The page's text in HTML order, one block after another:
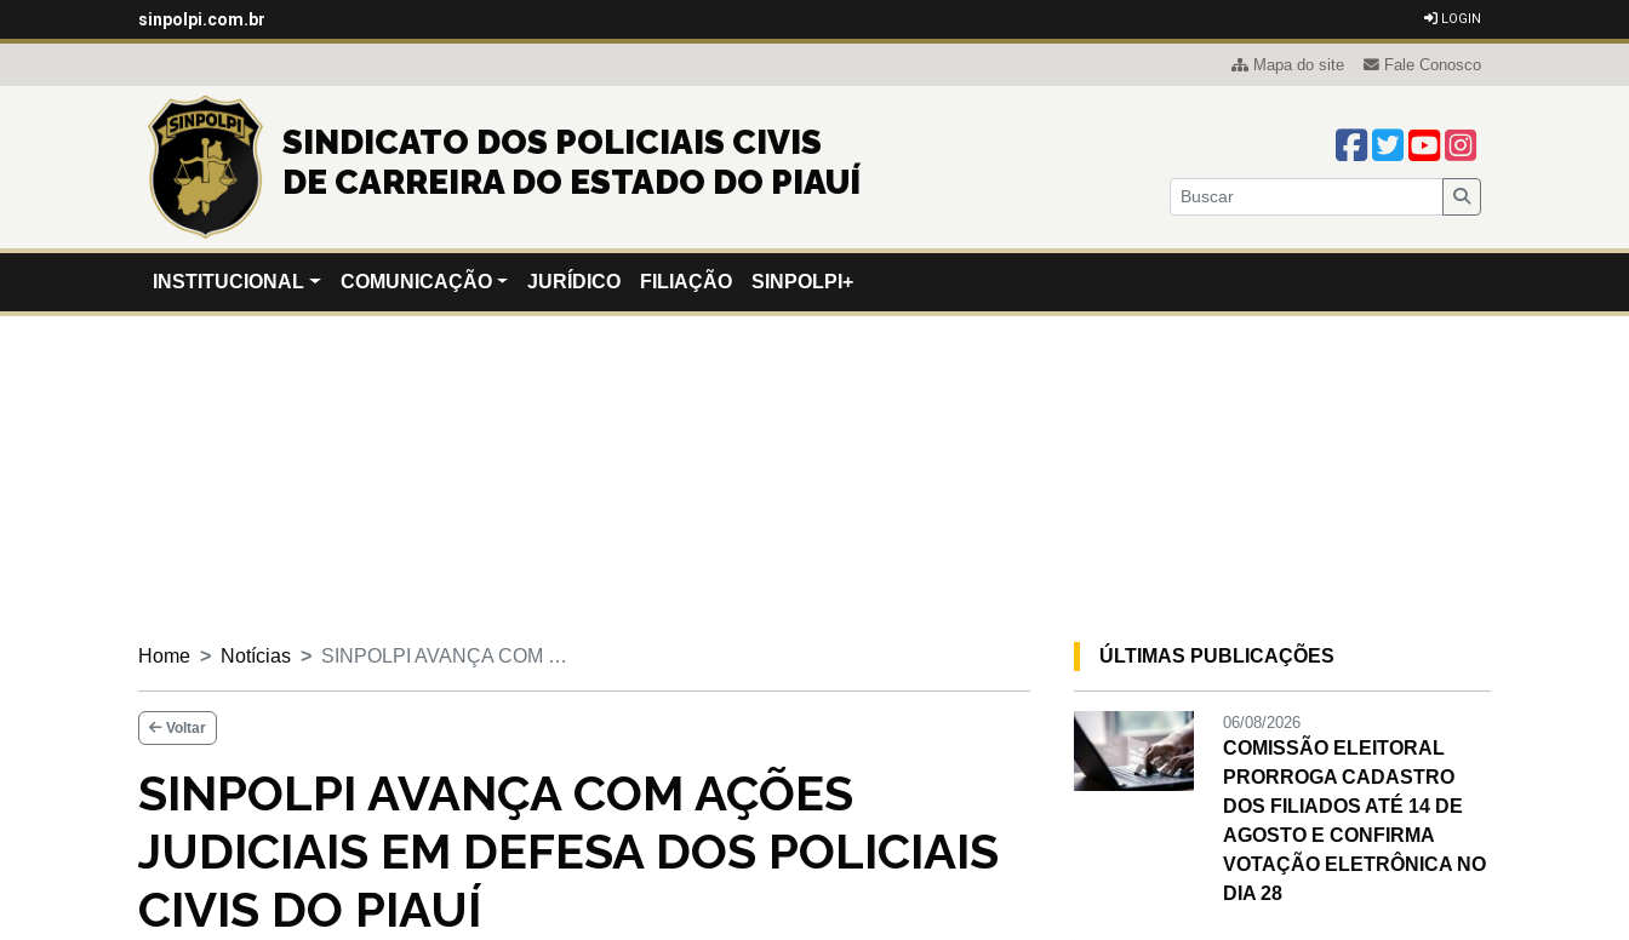
sinpolpi.com.br LOGIN
Mapa do site Fale Conosco
SINDICATO DOS POLICIAIS CIVIS
DE CARREIRA DO ESTADO DO PIAUÍ
INSTITUCIONAL COMUNICAÇÃO JURÍDICO FILIAÇÃO SINPOLPI+
Home Notícias SINPOLPI AVANÇA COM …
Voltar
SINPOLPI AVANÇA COM AÇÕES
JUDICIAIS EM DEFESA DOS POLICIAIS
CIVIS DO PIAUÍ
ÚLTIMAS PUBLICAÇÕES
06/08/2026
COMISSÃO ELEITORAL
PRORROGA CADASTRO
DOS FILIADOS ATÉ 14 DE
AGOSTO E CONFIRMA
VOTAÇÃO ELETRÔNICA NO
DIA 28